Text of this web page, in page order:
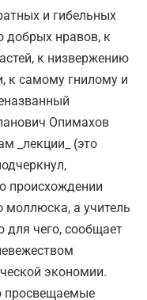
и гибельных
добрых нравов, к
к низвержению
к самому гнилому и
Опимахов
_лекции_ (это
происхождении
моллюска, а учитель
для чего, сообщает
экономии.
просвещаемые